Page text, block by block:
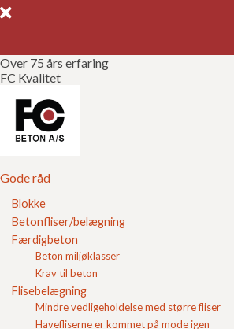
Over 75 års erfaring
FC Kvalitet
Gode råd
Blokke
Betonfliser/belægning
Færdigbeton
Beton miljøklasser
Krav til beton
Flisebelægning
Mindre vedligeholdelse med større fliser
Havefliserne er kommet på mode igen
Gode råd
Gør det selv
Kvalitetssikring
Brochurer
Referencer
Om FC
Kontakt
FC 209 Leca Termblokke 39
Deklaration for
Leca
Termblokke 39
finder du her.
Ønsker du at